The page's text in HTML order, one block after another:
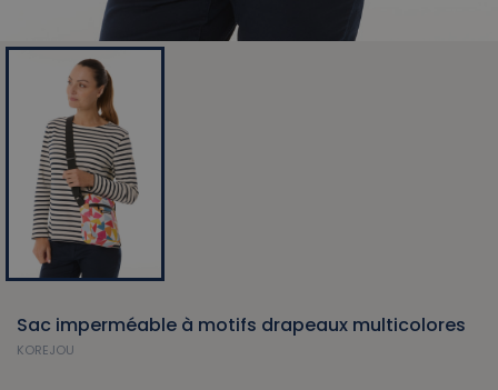
Sac imperméable à motifs drapeaux multicolores
KOREJOU